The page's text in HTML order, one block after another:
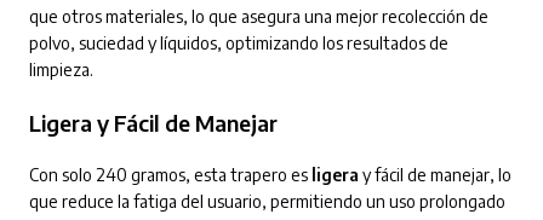
que otros materiales, lo que asegura una mejor recolección de
polvo, suciedad y líquidos, optimizando los resultados de
limpieza.
Ligera y Fácil de Manejar
Con solo 240 gramos, esta trapero es ligera y fácil de manejar, lo
que reduce la fatiga del usuario, permitiendo un uso prolongado